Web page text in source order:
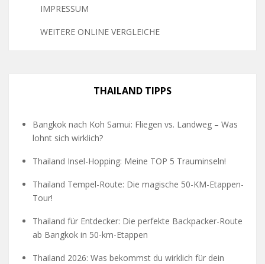
IMPRESSUM
WEITERE ONLINE VERGLEICHE
THAILAND TIPPS
Bangkok nach Koh Samui: Fliegen vs. Landweg – Was
lohnt sich wirklich?
Thailand Insel-Hopping: Meine TOP 5 Trauminseln!
Thailand Tempel-Route: Die magische 50-KM-Etappen-
Tour!
Thailand für Entdecker: Die perfekte Backpacker-Route
ab Bangkok in 50-km-Etappen
Thailand 2026: Was bekommst du wirklich für dein